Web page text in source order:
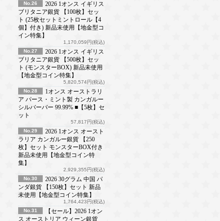
No.26
2026 1オンス イギリス
ブリタニア銀貨 【100枚】セッ
ト (25枚セットミントロール【4
個】付き) 新品未使用【地金型コ
イン特集】
1,170,059円(税込)
No.27
2026 1オンス イギリス
ブリタニア銀貨 【500枚】セッ
ト (モンスターBOX) 新品未使用
【地金型コイン特集】
5,820,574円(税込)
No.28
1オンス オーストラリ
ア パース・ミント製 カンガルー
シルバーバー 99.99% ■【5枚】セ
ット
57,817円(税込)
No.29
2026 1オンス オースト
ラリア カンガルー銀貨 【250
枚】セット モンスターBOX付き
新品未使用【地金型コイン特
集】
2,929,355円(税込)
No.30
2026 30グラム 中国 パ
ンダ銀貨 【150枚】セット 新品
未使用【地金型コイン特集】
1,764,423円(税込)
No.31
【セール】2026 1オン
ス オーストリア ウィーン銀貨